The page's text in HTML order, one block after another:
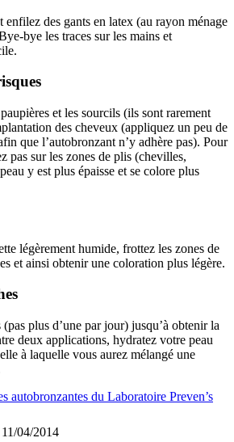
enfilez des gants en latex (au rayon ménage
bye les traces sur les mains et
et les sourcils (ils sont rarement
des cheveux (appliquez un peu de
que l’autobronzant n’y adhère pas). Pour
pas sur les zones de plis (chevilles,
y est plus épaisse et se colore plus
légèrement humide, frottez les zones de
et ainsi obtenir une coloration plus légère.
plus d’une par jour) jusqu’à obtenir la
deux applications, hydratez votre peau
à laquelle vous aurez mélangé une
autobronzantes du Laboratoire Preven’s
11/04/2014